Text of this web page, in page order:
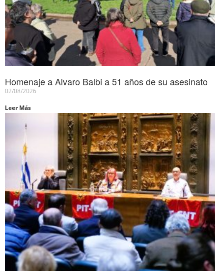
Homenaje a Alvaro Balbi a 51 años de su asesinato
02/08/2026
Leer Más